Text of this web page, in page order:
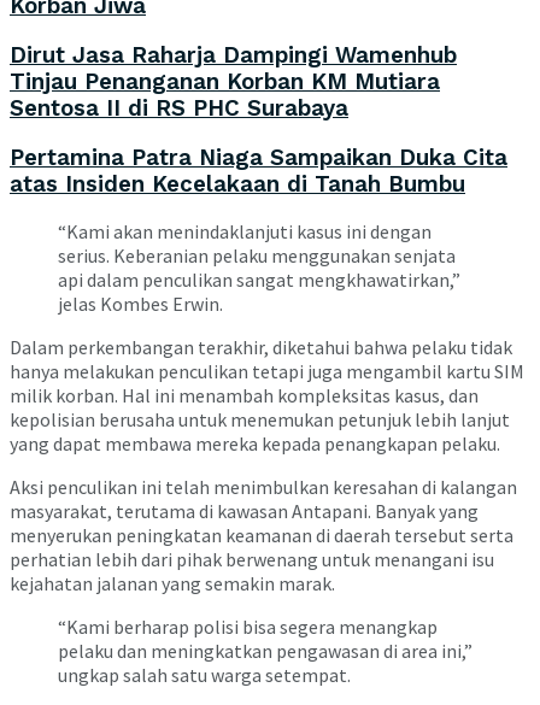
Korban Jiwa
Dirut Jasa Raharja Dampingi Wamenhub
Tinjau Penanganan Korban KM Mutiara
Sentosa II di RS PHC Surabaya
Pertamina Patra Niaga Sampaikan Duka Cita
atas Insiden Kecelakaan di Tanah Bumbu
“Kami akan menindaklanjuti kasus ini dengan
serius. Keberanian pelaku menggunakan senjata
api dalam penculikan sangat mengkhawatirkan,”
jelas Kombes Erwin.
Dalam perkembangan terakhir, diketahui bahwa pelaku tidak
hanya melakukan penculikan tetapi juga mengambil kartu SIM
milik korban. Hal ini menambah kompleksitas kasus, dan
kepolisian berusaha untuk menemukan petunjuk lebih lanjut
yang dapat membawa mereka kepada penangkapan pelaku.
Aksi penculikan ini telah menimbulkan keresahan di kalangan
masyarakat, terutama di kawasan Antapani. Banyak yang
menyerukan peningkatan keamanan di daerah tersebut serta
perhatian lebih dari pihak berwenang untuk menangani isu
kejahatan jalanan yang semakin marak.
“Kami berharap polisi bisa segera menangkap
pelaku dan meningkatkan pengawasan di area ini,”
ungkap salah satu warga setempat.